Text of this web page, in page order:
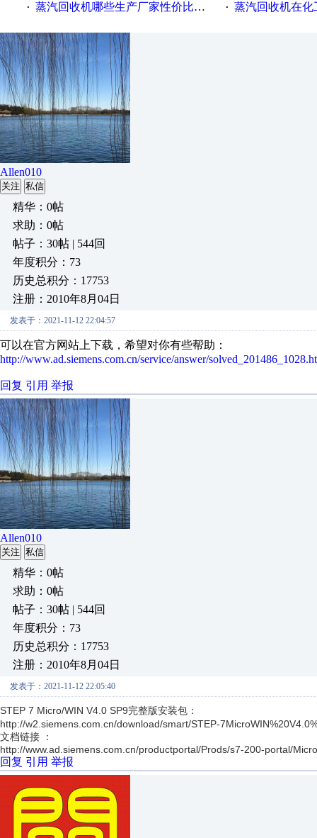
· 蒸汽回收机哪些生产厂家性价比高一些 · 蒸汽回收机在化
Allen010
关注 私信
精华：0帖
求助：0帖
帖子：30帖 | 544回
年度积分：73
历史总积分：17753
注册：2010年8月04日
发表于：2021-11-12 22:04:57
可以在官方网站上下载，希望对你有些帮助：
http://www.ad.siemens.com.cn/service/answer/
回复 引用 举报
Allen010
关注 私信
精华：0帖
求助：0帖
帖子：30帖 | 544回
年度积分：73
历史总积分：17753
注册：2010年8月04日
发表于：2021-11-12 22:05:40
STEP 7 Micro/WIN V4.0 SP9完整版安装包：
http://w2.siemens.com.cn/download/smart/STEP-
文档链接 ：
http://www.ad.siemens.com.cn/productportal/Prods/s7-200-portal/
回复 引用 举报